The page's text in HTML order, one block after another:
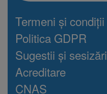
Termeni și condiții
Politica GDPR
Sugestii și sesizări
Acreditare
CNAS